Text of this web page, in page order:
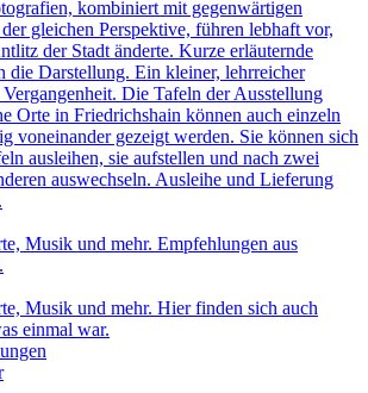
kombiniert mit gegenwärtigen
gleichen Perspektive, führen lebhaft vor,
der Stadt änderte. Kurze erläuternde
die Darstellung. Ein kleiner, lehrreicher
Die Tafeln der Ausstellung
Orte in Friedrichshain können auch einzeln
voneinander gezeigt werden. Sie können sich
ausleihen, sie aufstellen und nach zwei
auswechseln. Ausleihe und Lieferung
Musik und mehr. Empfehlungen aus
Musik und mehr. Hier finden sich auch
einmal war.